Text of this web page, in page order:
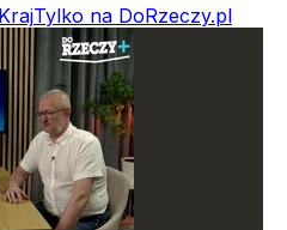
KrajTylko na DoRzeczy.pl